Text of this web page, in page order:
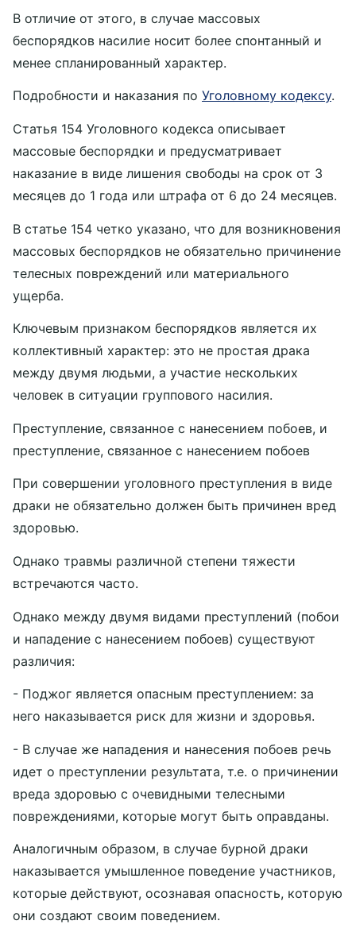
В отличие от этого, в случае массовых
беспорядков насилие носит более спонтанный и
менее спланированный характер.
Подробности и наказания по Уголовному кодексу.
Статья 154 Уголовного кодекса описывает
массовые беспорядки и предусматривает
наказание в виде лишения свободы на срок от 3
месяцев до 1 года или штрафа от 6 до 24 месяцев.
В статье 154 четко указано, что для возникновения
массовых беспорядков не обязательно причинение
телесных повреждений или материального
ущерба.
Ключевым признаком беспорядков является их
коллективный характер: это не простая драка
между двумя людьми, а участие нескольких
человек в ситуации группового насилия.
Преступление, связанное с нанесением побоев, и
преступление, связанное с нанесением побоев
При совершении уголовного преступления в виде
драки не обязательно должен быть причинен вред
здоровью.
Однако травмы различной степени тяжести
встречаются часто.
Однако между двумя видами преступлений (побои
и нападение с нанесением побоев) существуют
различия:
- Поджог является опасным преступлением: за
него наказывается риск для жизни и здоровья.
- В случае же нападения и нанесения побоев речь
идет о преступлении результата, т.е. о причинении
вреда здоровью с очевидными телесными
повреждениями, которые могут быть оправданы.
Аналогичным образом, в случае бурной драки
наказывается умышленное поведение участников,
которые действуют, осознавая опасность, которую
они создают своим поведением.